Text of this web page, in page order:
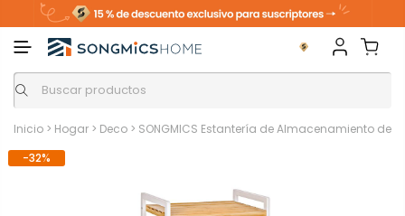
Inicio > Hogar > Deco > SONGMICS Estantería de Almacenamiento de
-32%